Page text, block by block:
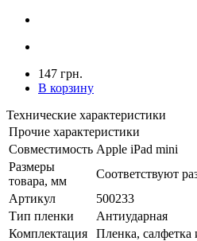
147 грн.
В корзину
Технические характеристики
Прочие характеристики
Совместимость Apple iPad mini
Размеры
товара, мм
Соответствуют
Артикул
500233
Тип пленки
Антиударная
Комплектация
Пленка,